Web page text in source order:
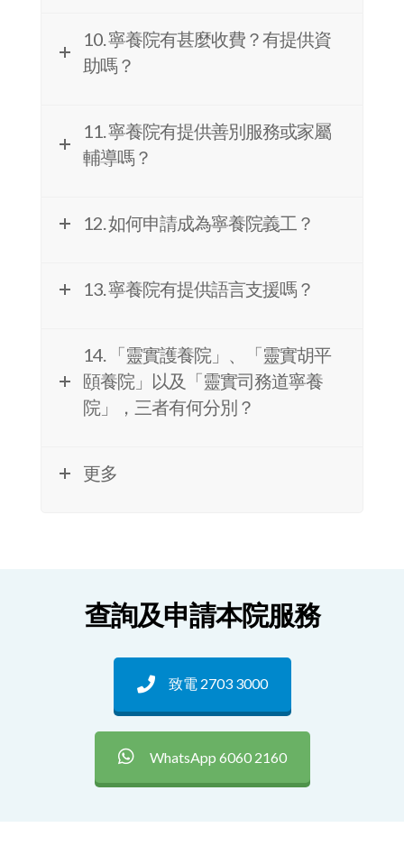
12. 如何申請成為寧養院義工？
13. 寧養院有提供語言支援嗎？
14. 「靈實護養院」、「靈實胡平
頤養院」以及「靈實司務道寧養
查詢及申請本院服務
WhatsApp 6060 2160